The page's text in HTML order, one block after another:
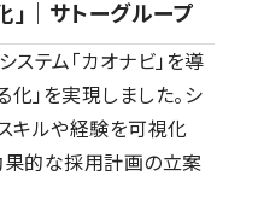
」｜サトーグループ
ステム「カオナビ」を導
化」を実現しました。シ
キルや経験を可視化
果的な採用計画の立案